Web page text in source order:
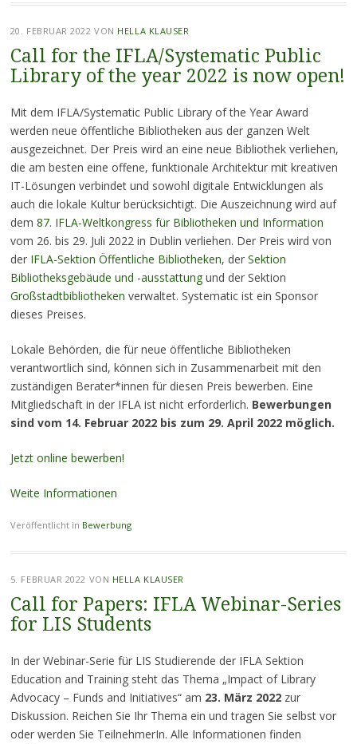
20. FEBRUAR 2022 VON HELLA KLAUSER
Call for the IFLA/Systematic Public
Library of the year 2022 is now open!
Mit dem IFLA/Systematic Public Library of the Year Award
werden neue öffentliche Bibliotheken aus der ganzen Welt
ausgezeichnet. Der Preis wird an eine neue Bibliothek verliehen,
die am besten eine offene, funktionale Architektur mit kreativen
IT-Lösungen verbindet und sowohl digitale Entwicklungen als
auch die lokale Kultur berücksichtigt. Die Auszeichnung wird auf
dem 87. IFLA-Weltkongress für Bibliotheken und Information
vom 26. bis 29. Juli 2022 in Dublin verliehen. Der Preis wird von
der IFLA-Sektion Öffentliche Bibliotheken, der Sektion
Bibliotheksgebäude und -ausstattungund der Sektion
Großstadtbibliotheken verwaltet. Systematic ist ein Sponsor
dieses Preises.
Lokale Behörden, die für neue öffentliche Bibliotheken
verantwortlich sind, können sich in Zusammenarbeit mit den
zuständigen Berater*innen für diesen Preis bewerben. Eine
Mitgliedschaft in der IFLA ist nicht erforderlich. Bewerbungen
sind vom 14. Februar 2022 bis zum 29. April 2022 möglich.
Jetzt online bewerben!
Weite Informationen
Veröffentlicht in Bewerbung
5. FEBRUAR 2022 VON HELLA KLAUSER
Call for Papers: IFLA Webinar-Series
for LIS Students
In der Webinar-Serie für LIS Studierende der IFLA Sektion
Education and Training steht das Thema „Impact of Library
Advocacy – Funds and Initiatives“ am 23. März 2022zur
Diskussion. Reichen Sie Ihr Thema ein und tragen Sie selbst vor
oder werden Sie TeilnehmerIn. Alle Informationen finden